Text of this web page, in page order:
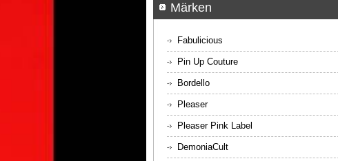
Märken
Fabulicious
Pin Up Couture
Bordello
Pleaser
Pleaser Pink Label
DemoniaCult